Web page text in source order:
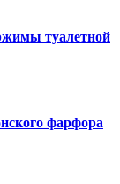
туалетной
фарфора